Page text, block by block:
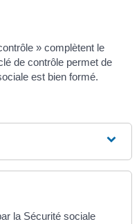
» complètent le
de contrôle permet de
est bien formé.
la Sécurité sociale